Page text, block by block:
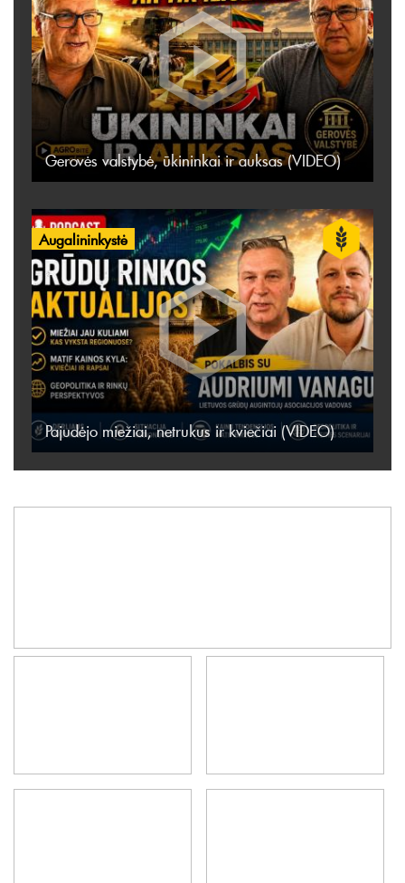
Gerovės valstybė, ūkininkai ir auksas (VIDEO)
Augalininkystė
Pajudėjo miežiai, netrukus ir kviečiai (VIDEO)